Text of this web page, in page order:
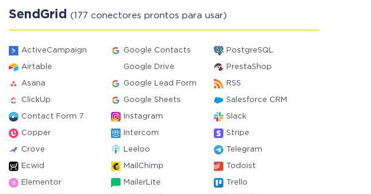
SendGrid (177 conectores prontos para usar)
ActiveCampaign Google Contacts PostgreSQL
Airtable Google Drive PrestaShop
Asana Google Lead Form RSS
ClickUp Google Sheets Salesforce CRM
Contact Form 7 Instagram Slack
Copper Intercom Stripe
Crove Leeloo Telegram
Ecwid MailChimp Todoist
Elementor MailerLite Trello